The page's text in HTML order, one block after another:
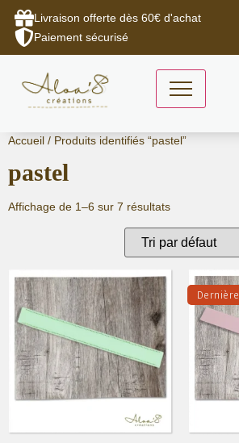
Livraison offerte dès 60€ d'achat
Paiement sécurisé
Aller
contenu
Accueil / Produits identifiés “pastel”
pastel
Affichage de 1–6 sur 7 résultats